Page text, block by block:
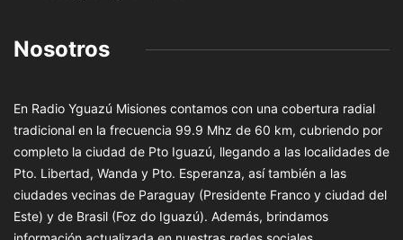
Nosotros
En Radio Yguazú Misiones contamos con una cobertura radial
tradicional en la frecuencia 99.9 Mhz de 60 km, cubriendo por
completo la ciudad de Pto Iguazú, llegando a las localidades de
Pto. Libertad, Wanda y Pto. Esperanza, así también a las
ciudades vecinas de Paraguay (Presidente Franco y ciudad del
Este) y de Brasil (Foz do Iguazú). Además, brindamos